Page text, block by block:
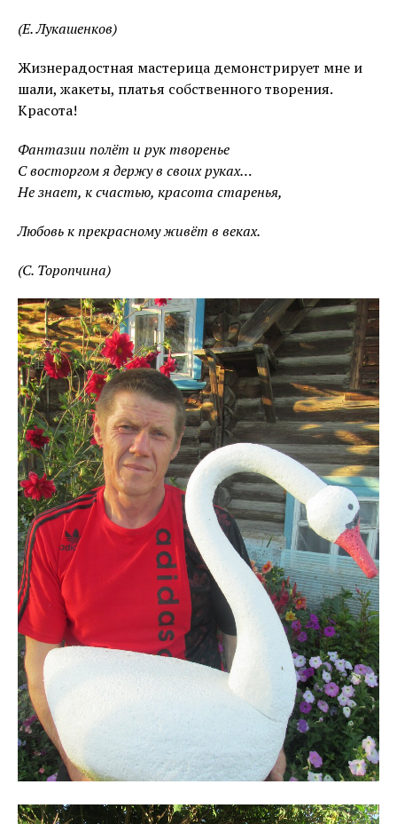
(Е. Лукашенков)
Жизнерадостная мастерица демонстрирует мне и
шали, жакеты, платья собственного творения.
Красота!
Фантазии полёт и рук творенье
С восторгом я держу в своих руках…
Не знает, к счастью, красота старенья,
Любовь к прекрасному живёт в веках.
(С. Торопчина)